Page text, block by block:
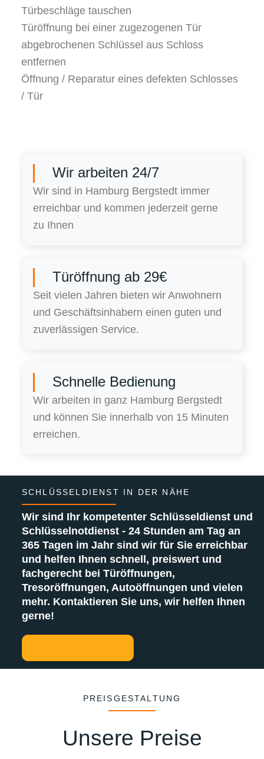
Türbeschläge tauschen
Türöffnung bei einer zugezogenen Tür
abgebrochenen Schlüssel aus Schloss
entfernen
Öffnung / Reparatur eines defekten Schlosses
/ Tür
Wir arbeiten 24/7
Wir sind in Hamburg Bergstedt immer
erreichbar und kommen jederzeit gerne
zu Ihnen
Türöffnung ab 29€
Seit vielen Jahren bieten wir Anwohnern
und Geschäftsinhabern einen guten und
zuverlässigen Service.
Schnelle Bedienung
Wir arbeiten in ganz Hamburg Bergstedt
und können Sie innerhalb von 15 Minuten
erreichen.
SCHLÜSSELDIENST IN DER NÄHE
Wir sind Ihr kompetenter Schlüsseldienst und
Schlüsselnotdienst - 24 Stunden am Tag an
365 Tagen im Jahr sind wir für Sie erreichbar
und helfen Ihnen schnell, preiswert und
fachgerecht bei Türöffnungen,
Tresoröffnungen, Autoöffnungen und vielen
mehr. Kontaktieren Sie uns, wir helfen Ihnen
gerne!
PREISGESTALTUNG
Unsere Preise